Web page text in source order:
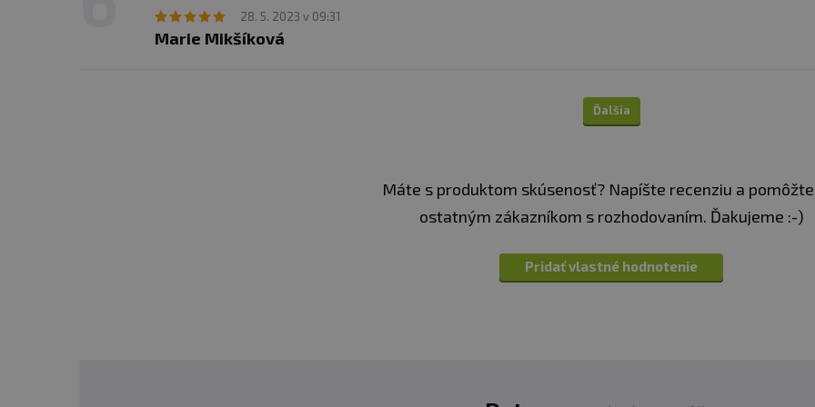
28. 5. 2023 v 09:31
Marie Mikšíková
Ďalšia
Máte s produktom skúsenosť? Napíšte recenziu a
ostatným zákazníkom s rozhodovaním. Ďakujeme :-)
Pridať vlastné hodnotenie